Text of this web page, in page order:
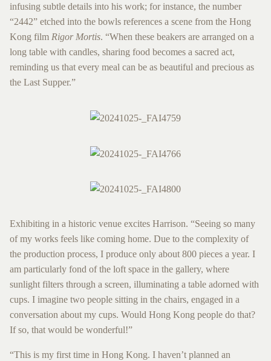
infusing subtle details into his work; for instance, the number
“2442” etched into the bowls references a scene from the Hong
Kong film Rigor Mortis. “When these beakers are arranged on a
long table with candles, sharing food becomes a sacred act,
reminding us that every meal can be as beautiful and precious as
the Last Supper.”
Exhibiting in a historic venue excites Harrison. “Seeing so many
of my works feels like coming home. Due to the complexity of
the production process, I produce only about 800 pieces a year. I
am particularly fond of the loft space in the gallery, where
sunlight filters through a screen, illuminating a table adorned with
cups. I imagine two people sitting in the chairs, engaged in a
conversation about my cups. Would Hong Kong people do that?
If so, that would be wonderful!”
“This is my first time in Hong Kong. I haven’t planned an